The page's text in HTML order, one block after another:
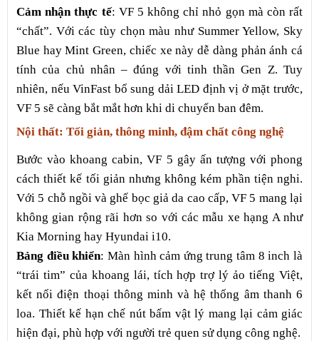
Cảm nhận thực tế: VF 5 không chỉ nhỏ gọn mà còn rất
“chất”. Với các tùy chọn màu như Summer Yellow, Sky
Blue hay Mint Green, chiếc xe này dễ dàng phản ánh cá
tính của chủ nhân – đúng với tinh thần Gen Z. Tuy
nhiên, nếu VinFast bổ sung dải LED định vị ở mặt trước,
VF 5 sẽ càng bắt mắt hơn khi di chuyển ban đêm.
Nội thất: Tối giản, thông minh, đậm chất công nghệ
Bước vào khoang cabin, VF 5 gây ấn tượng với phong
cách thiết kế tối giản nhưng không kém phần tiện nghi.
Với 5 chỗ ngồi và ghế bọc giả da cao cấp, VF 5 mang lại
không gian rộng rãi hơn so với các mẫu xe hạng A như
Kia Morning hay Hyundai i10.
Bảng điều khiển: Màn hình cảm ứng trung tâm 8 inch là
“trái tim” của khoang lái, tích hợp trợ lý ảo tiếng Việt,
kết nối điện thoại thông minh và hệ thống âm thanh 6
loa. Thiết kế hạn chế nút bấm vật lý mang lại cảm giác
hiện đại, phù hợp với người trẻ quen sử dụng công nghệ.